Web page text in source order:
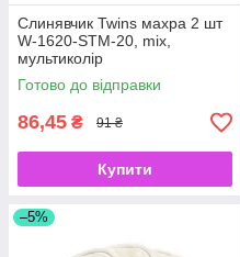
Слинявчик Twins махра 2 шт
W-1620-STM-20, mix,
мультиколір
Готово до відправки
86,45 ₴ 91 ₴
Купити
–5%